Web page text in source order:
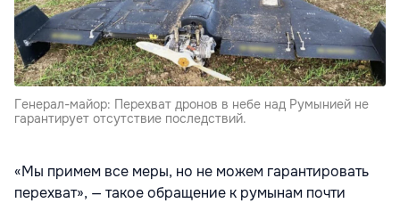
Генерал-майор: Перехват дронов в небе над Румынией не
гарантирует отсутствие последствий.
«Мы примем все меры, но не можем гарантировать
перехват», — такое обращение к румынам почти